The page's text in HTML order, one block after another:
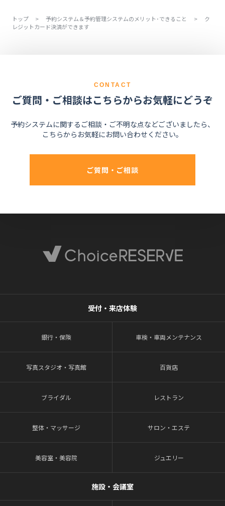
トップ > 予約システム＆予約管理システムのメリット･できること >
ク
レジットカード決済ができます
CONTACT
ご質問・ご相談はこちらからお気軽にどうぞ
予約システムに関するご相談・ご不明な点などございましたら、
こちらからお気軽にお問い合わせください。
ご質問・ご相談
受付・来店体験
銀行・保険 車検・車両メンテナンス
写真スタジオ・写真館 百貨店
ブライダル レストラン
整体・マッサージ サロン・エステ
美容室・美容院 ジュエリー
施設・会議室